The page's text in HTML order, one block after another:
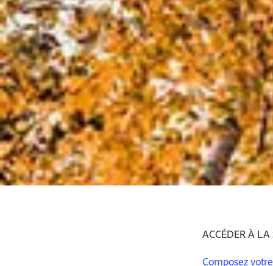
Essai gratuit
ACCÉDER À LA
Composez